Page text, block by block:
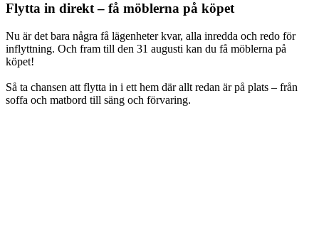
Flytta in direkt – få möblerna på köpet
Nu är det bara några få lägenheter kvar, alla inredda och redo för
inflyttning. Och fram till den 31 augusti kan du få möblerna på
köpet!
Så ta chansen att flytta in i ett hem där allt redan är på plats – från
soffa och matbord till säng och förvaring.